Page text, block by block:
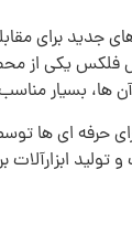
جدید برای
فلکس یکی از
آن ها،
حرفه ای ها